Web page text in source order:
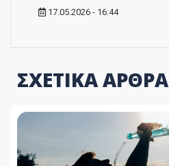
17.05.2026 - 16:44
ΣΧΕΤΙΚΑ ΑΡΘΡΑ